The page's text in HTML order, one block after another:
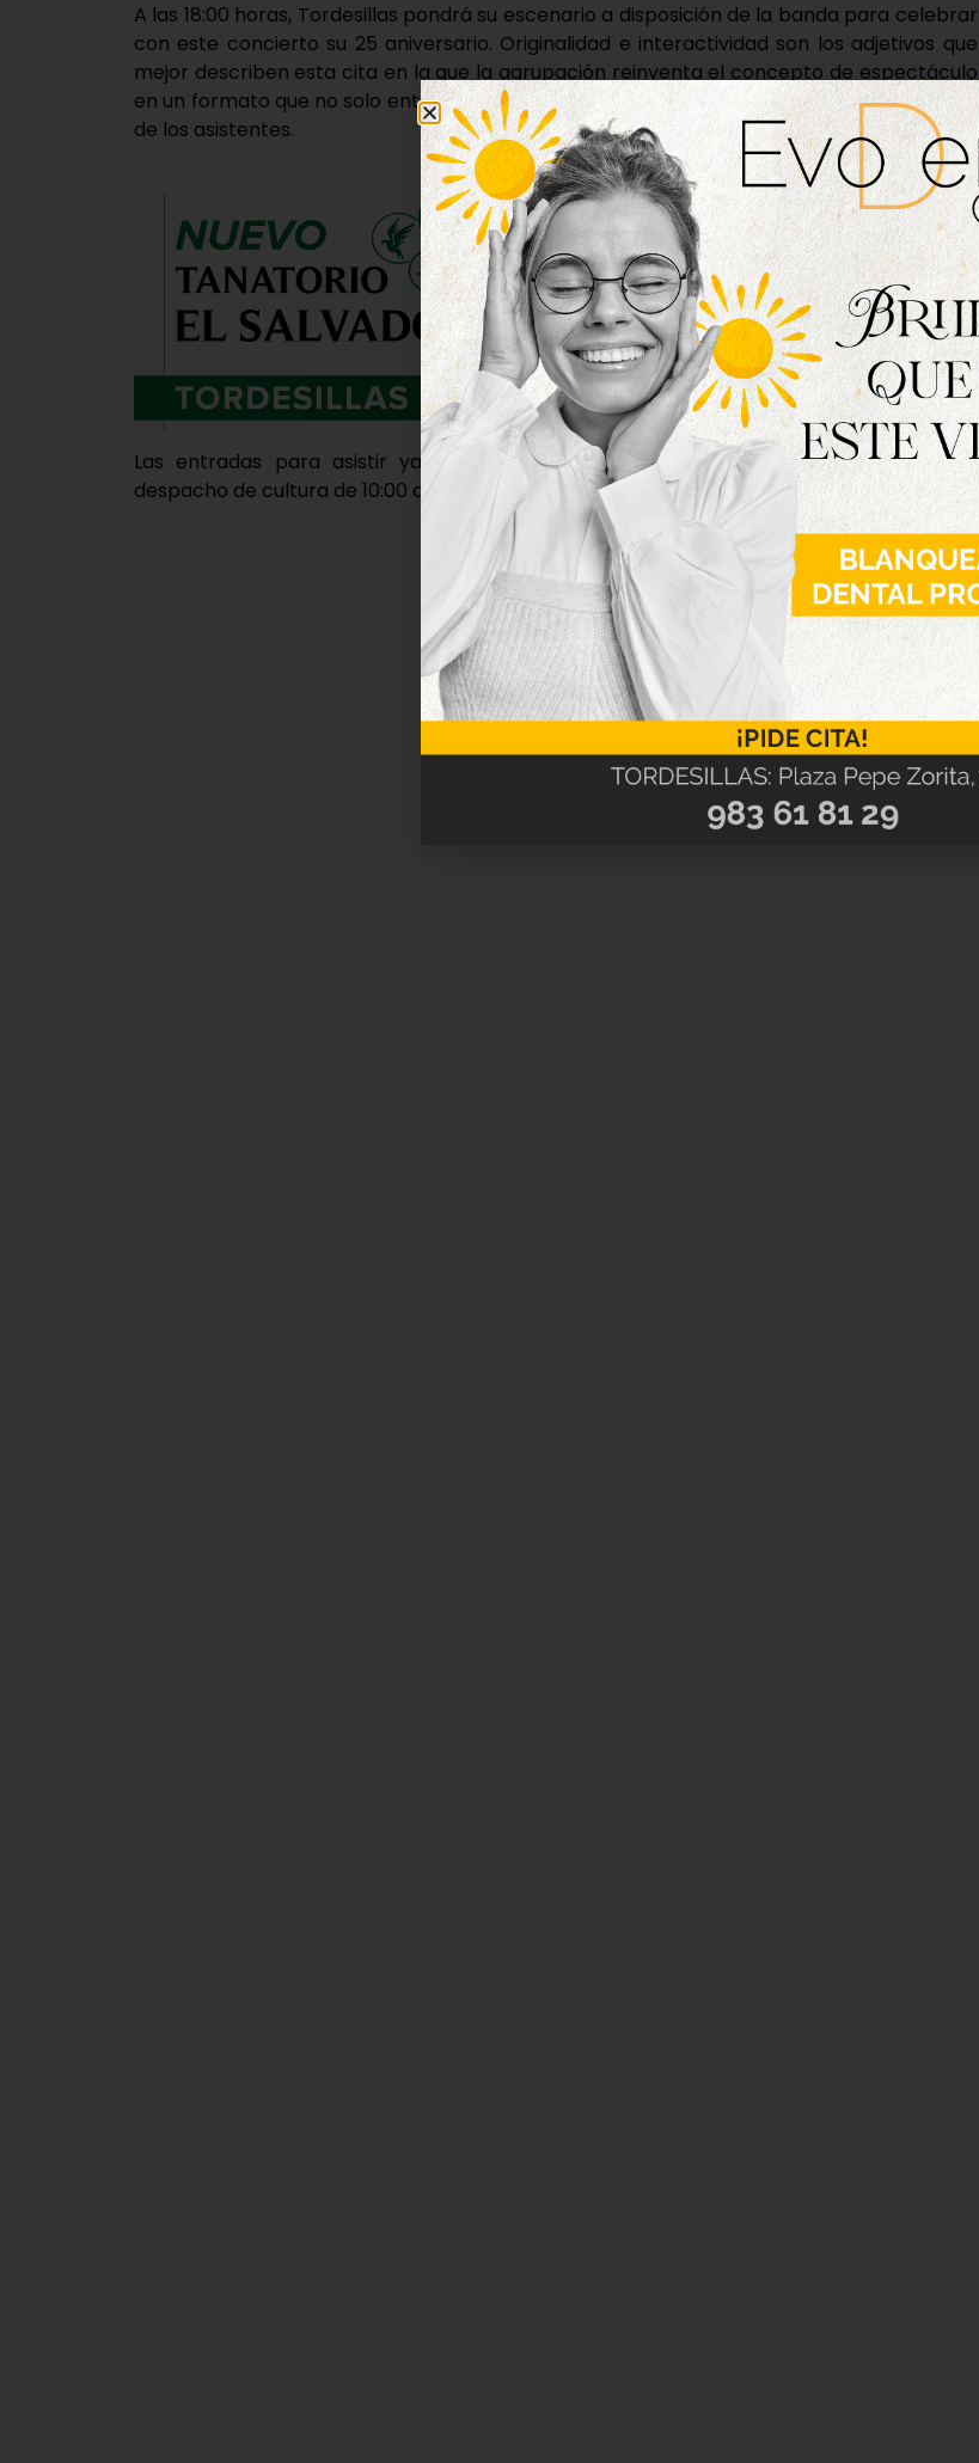
A las 18:00 horas, Tordesillas pondrá su escenario a disposición de la banda para celebrar
con este concierto su 25 aniversario. Originalidad e interactividad son los adjetivos que
mejor describen esta cita en la que la agrupación reinventa el concepto de espectáculo
en un formato que no solo entretiene, sino que también educa y fomenta la participación
de los asistentes.
Las entradas para asistir ya pueden adquirirse en entradastordesillas.com y en el
despacho de cultura de 10:00 a 13:00 horas a un precio de 3 euros.